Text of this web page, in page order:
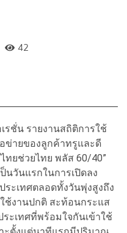
42
รชั่น รายงานสถิติการใช้
อข่ายของลูกค้าทรูและดี
ทยช่วยไทย พลัส 60/40”
นวันแรกในการเปิดลง
ะเทศตลอดทั้งวันพุ่งสูงถึง
ใช้งานปกติ สะท้อนกระแส
ะเทศที่พร้อมใจกันเข้าใช้